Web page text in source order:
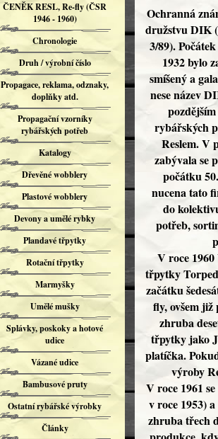
Ochranná
družstvu DIK
3/89).
1932 bylo
smíšený a
nese název
rybářských
Reslem. V
zabývala se
počátku
nucena tato
do
potřeb,
V roce
třpytky
začátku
fly, ovšem
zhruba
třpytky jako
platíčka.
výroby
V roce 1961
v roce 1953)
zhruba třech
ČENĚK RESL, Re-fly (ČSR
1946 - 1960)
Chronologie
Druh / výrobní číslo
Propagace, reklama, odznaky,
doplňky atd.
Propagační vzorníky
rybářských potřeb
Katalogy
Dřevěné wobblery
Plastové wobblery
Devony a umělé rybky
Plandavé třpytky
Rotační třpytky
Marmyšky
Umělé mušky
Splávky, poskoky a hotové
udice
Vázané udice
Bambusové pruty
Ostatní rybářské výrobky
Články